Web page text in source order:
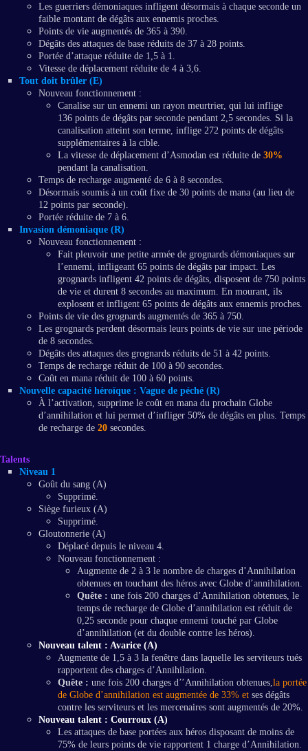
Les guerriers démoniaques infligent désormais à chaque seconde un
faible montant de dégâts aux ennemis proches.
Points de vie augmentés de 365 à 390.
Dégâts des attaques de base réduits de 37 à 28 points.
Portée d’attaque réduite de 1,5 à 1.
Vitesse de déplacement réduite de 4 à 3,6.
Tout doit brûler (E)
Nouveau fonctionnement :
Canalise sur un ennemi un rayon meurtrier, qui lui inflige
136 points de dégâts par seconde pendant 2,5 secondes. Si la
canalisation atteint son terme, inflige 272 points de dégâts
supplémentaires à la cible.
La vitesse de déplacement d’Asmodan est réduite de 30%
pendant la canalisation.
Temps de recharge augmenté de 6 à 8 secondes.
Désormais soumis à un coût fixe de 30 points de mana (au lieu de
12 points par seconde).
Portée réduite de 7 à 6.
Invasion démoniaque (R)
Nouveau fonctionnement :
Fait pleuvoir une petite armée de grognards démoniaques sur
l’ennemi, infligeant 65 points de dégâts par impact. Les
grognards infligent 42 points de dégâts, disposent de 750 points
de vie et durent 8 secondes au maximum. En mourant, ils
explosent et infligent 65 points de dégâts aux ennemis proches.
Points de vie des grognards augmentés de 365 à 750.
Les grognards perdent désormais leurs points de vie sur une période
de 8 secondes.
Dégâts des attaques des grognards réduits de 51 à 42 points.
Temps de recharge réduit de 100 à 90 secondes.
Coût en mana réduit de 100 à 60 points.
Nouvelle capacité héroïque : Vague de péché (R)
À l’activation, supprime le coût en mana du prochain Globe
d’annihilation et lui permet d’infliger 50% de dégâts en plus. Temps
de recharge de 20 secondes.
Talents
Niveau 1
Goût du sang (A)
Supprimé.
Siège furieux (A)
Supprimé.
Gloutonnerie (A)
Déplacé depuis le niveau 4.
Nouveau fonctionnement :
Augmente de 2 à 3 le nombre de charges d’Annihilation
obtenues en touchant des héros avec Globe d’annihilation.
Quête : une fois 200 charges d’Annihilation obtenues, le
temps de recharge de Globe d’annihilation est réduit de
0,25 seconde pour chaque ennemi touché par Globe
d’annihilation (et du double contre les héros).
Nouveau talent : Avarice (A)
Augmente de 1,5 à 3 la fenêtre dans laquelle les serviteurs tués
rapportent des charges d’Annihilation.
Quête : une fois 200 charges d’’Annihilation obtenues,la portée
de Globe d’annihilation est augmentée de 33% et ses dégâts
contre les serviteurs et les mercenaires sont augmentés de 20%.
Nouveau talent : Courroux (A)
Les attaques de base portées aux héros disposant de moins de
75% de leurs points de vie rapportent 1 charge d’Annihilation.